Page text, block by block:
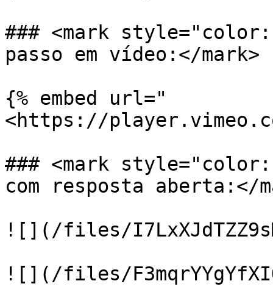
### <mark
passo em vídeo:</mark>
{% embed url="
<https://
### <mark
com resposta aberta:</
![](/files/
![](/files/